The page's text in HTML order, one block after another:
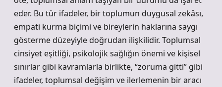
eder. Bu tür ifadeler, bir toplumun duygusal zekâsı,
empati kurma biçimi ve bireylerin haklarına saygı
gösterme düzeyiyle doğrudan ilişkilidir. Toplumsal
cinsiyet eşitliği, psikolojik sağlığın önemi ve kişisel
sınırlar gibi kavramlarla birlikte, “zoruma gitti” gibi
ifadeler, toplumsal değişim ve ilerlemenin bir aracı